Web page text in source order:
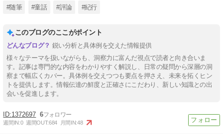
#随筆 #童話 #評論 #紀行
このブログのここがポイント
鋭い分析と具体例を交えた情報提供
様々なテーマを扱いながらも、洞察力に富んだ視点で読者と向き合いま
す。記事は専門的な内容をわかりやすく解説し、日常の疑問から深層の洞
察まで幅広くカバー。具体例を交えつつも要点を押さえ、未来を拓くヒン
トを提供します。情報伝達の鮮度と正確さにこだわり、新しい知識との出
会いを促進します。
1372697 6
週間IN:0 週間OUT:684 月間IN:48